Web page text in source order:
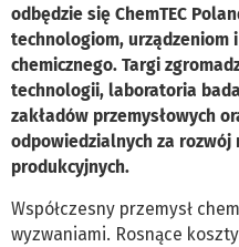
odbędzie się ChemTEC
technologiom, urządzeniom
chemicznego. Targi
technologii, laboratoria
zakładów przemysłowych
odpowiedzialnych za rozwój
produkcyjnych.
Współczesny przemysł
wyzwaniami. Rosnące